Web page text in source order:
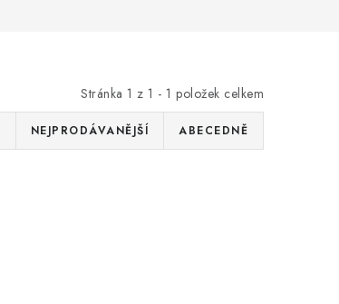
Stránka 1 z 1 - 1 položek celkem
NEJPRODÁVANĚJŠÍ ABECEDNĚ